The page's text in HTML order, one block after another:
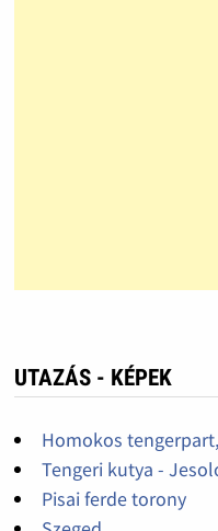
UTAZÁS - KÉPEK
Homokos
Tengeri kutya -
Pisai ferde torony